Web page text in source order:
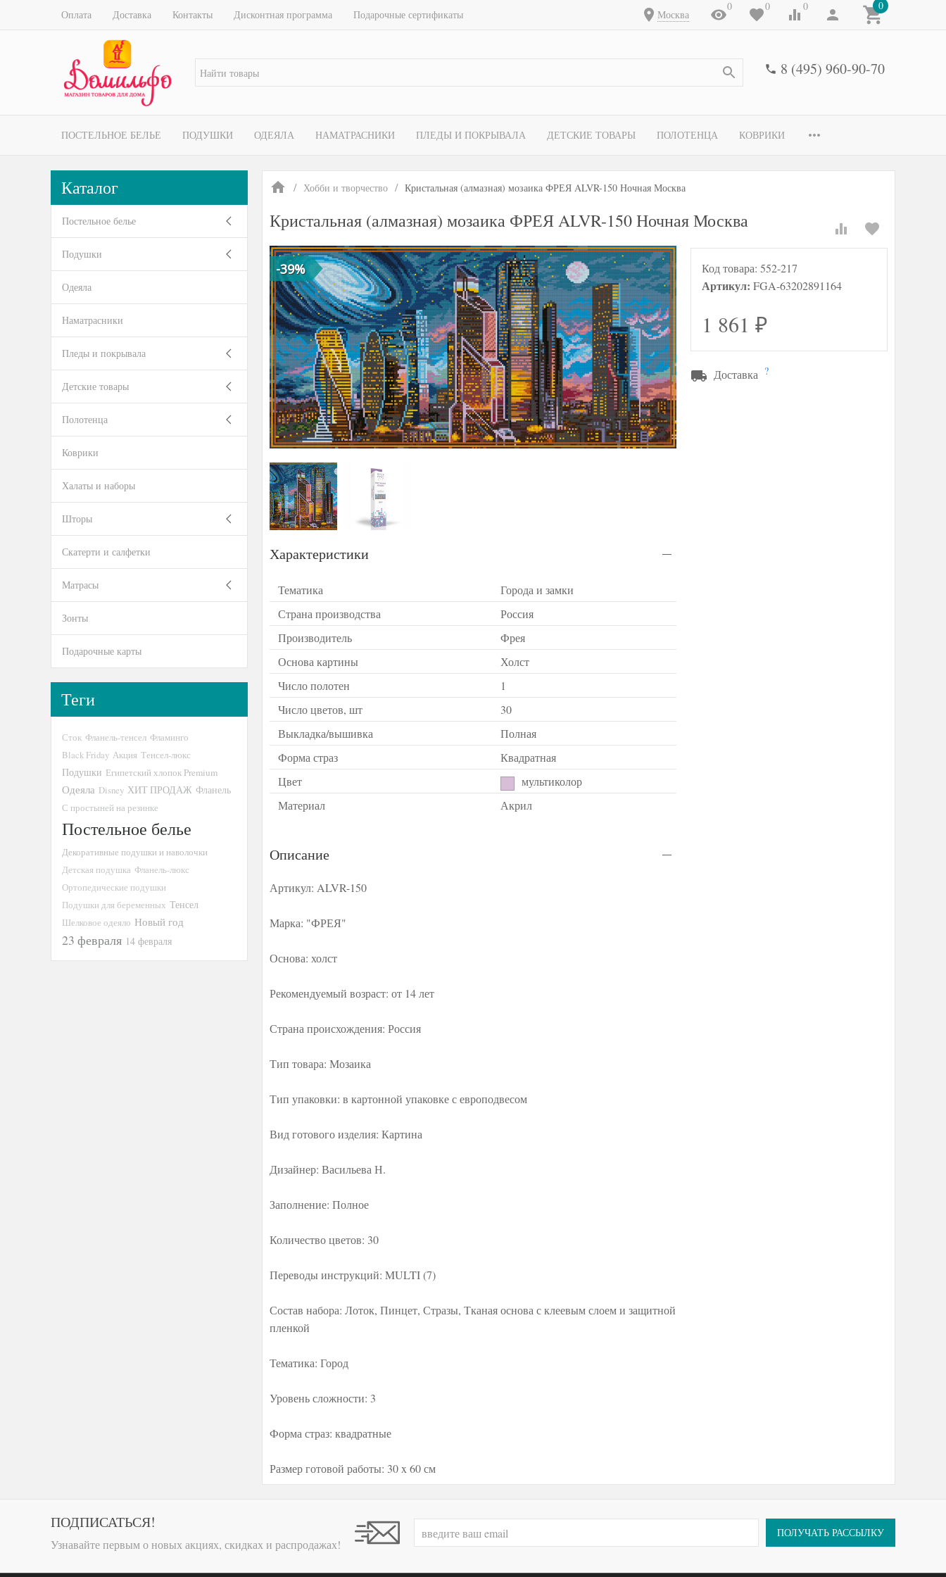
Оплата Доставка Контакты Дисконтная программа Подарочные сертификаты Москва
0 0 0 0
8 (495) 960-90-70
ПОСТЕЛЬНОЕ БЕЛЬЕ ПОДУШКИ ОДЕЯЛА НАМАТРАСНИКИ ПЛЕДЫ И ПОКРЫВАЛА ДЕТСКИЕ ТОВАРЫ ПОЛОТЕНЦА КОВРИКИ
Хобби и творчество Кристальная (алмазная) мозаика ФРЕЯ ALVR-150 Ночная Москва
Кристальная (алмазная) мозаика ФРЕЯ ALVR-150 Ночная Москва
-39% Код товара: 552-217
Артикул: FGA-63202891164
1 861 ₽
Доставка ?
Характеристики
Тематика
Города и замки
Страна производства
Россия
Производитель
Фрея
Основа картины
Холст
Число полотен
1
Число цветов, шт
30
Выкладка/вышивка
Полная
Форма страз
Квадратная
Цвет
мультиколор
Материал
Акрил
Описание
Артикул: ALVR-150
Марка: "ФРЕЯ"
Основа: холст
Рекомендуемый возраст: от 14 лет
Страна происхождения: Россия
Тип товара: Мозаика
Тип упаковки: в картонной упаковке с европодвесом
Вид готового изделия: Картина
Дизайнер: Васильева Н.
Заполнение: Полное
Количество цветов: 30
Переводы инструкций: MULTI (7)
Состав набора: Лоток, Пинцет, Стразы, Тканая основа с клеевым слоем и защитной
пленкой
Тематика: Город
Уровень сложности: 3
Форма страз: квадратные
Размер готовой работы: 30 x 60 см
Каталог
Постельное белье
Подушки
Одеяла
Наматрасники
Пледы и покрывала
Детские товары
Полотенца
Коврики
Халаты и наборы
Шторы
Скатерти и салфетки
Матрасы
Зонты
Подарочные карты
Теги
Сток Фланель-тенсел Фламинго
Black Friday Акция Тенсел-люкс
Подушки Египетский хлопок Premium
Одеяла Disney ХИТ ПРОДАЖ Фланель
С простыней на резинке
Постельное белье
Декоративные подушки и наволочки
Детская подушка Фланель-люкс
Ортопедические подушки
Подушки для беременных Тенсел
Шелковое одеяло Новый год
23 февраля 14 февраля
ПОДПИСАТЬСЯ!
Узнавайте первым о новых акциях, скидках и распродажах!
ПОЛУЧАТЬ РАССЫЛКУ